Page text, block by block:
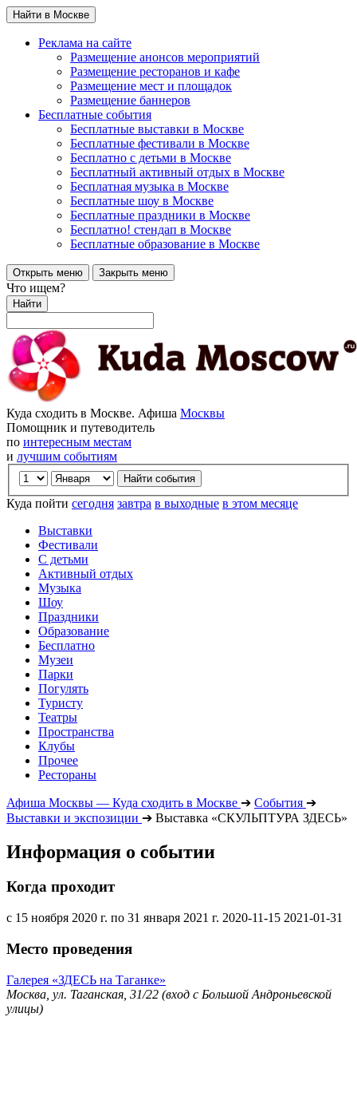
Найти в Москве
Реклама на сайте
Размещение анонсов мероприятий
Размещение ресторанов и кафе
Размещение мест и площадок
Размещение баннеров
Бесплатные события
Бесплатные выставки в Москве
Бесплатные фестивали в Москве
Бесплатно с детьми в Москве
Бесплатный активный отдых в Москве
Бесплатная музыка в Москве
Бесплатные шоу в Москве
Бесплатные праздники в Москве
Бесплатно! стендап в Москве
Бесплатные образование в Москве
Открыть меню Закрыть меню
Что ищем?
Найти
Куда сходить в Москве. Афиша Москвы
Помощник и путеводитель
по интересным местам
и лучшим событиям
Куда пойти сегодня завтра в выходные в этом месяце
Выставки
Фестивали
С детьми
Активный отдых
Музыка
Шоу
Праздники
Образование
Бесплатно
Музеи
Парки
Погулять
Туристу
Театры
Пространства
Клубы
Прочее
Рестораны
Афиша Москвы — Куда сходить в Москве ➔ События ➔
Выставки и экспозиции ➔ Выставка «СКУЛЬПТУРА ЗДЕСЬ»
Информация о событии
Когда проходит
с 15 ноября 2020 г. по 31 января 2021 г. 2020-11-15 2021-01-31
Место проведения
Галерея «ЗДЕСЬ на Таганке»
Москва, ул. Таганская, 31/22 (вход с Большой Андроньевской
улицы)